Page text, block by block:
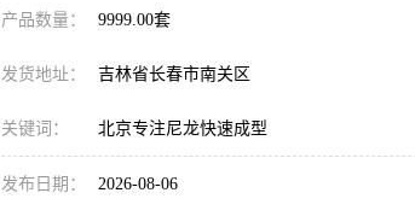
产品数量： 9999.00套
发货地址： 吉林省长春市南关区
关键词： 北京专注尼龙快速成型
发布日期： 2026-08-06